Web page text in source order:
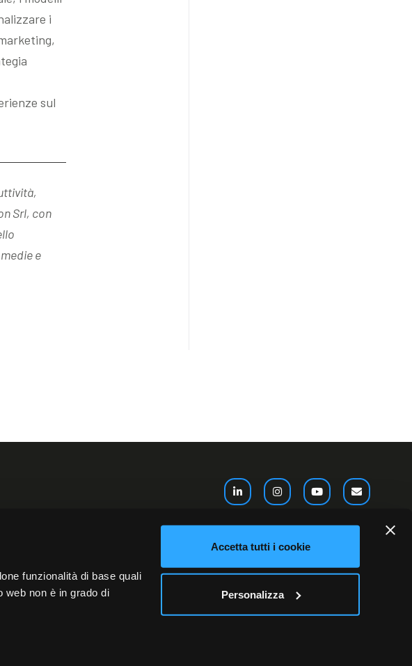
funzionalità di base quali
web non è in grado di
Accetta tutti i cookie
Personalizza
i
sul
Srl, con
e
12 Hammersmith Grove,
London
27 Avenue de L’Opéra
75001, Paris